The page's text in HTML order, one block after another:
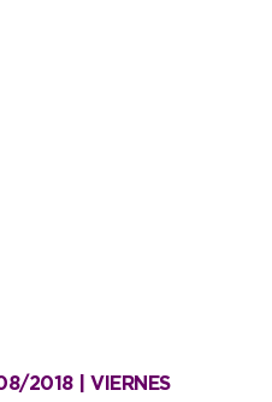
2018 | VIERNES